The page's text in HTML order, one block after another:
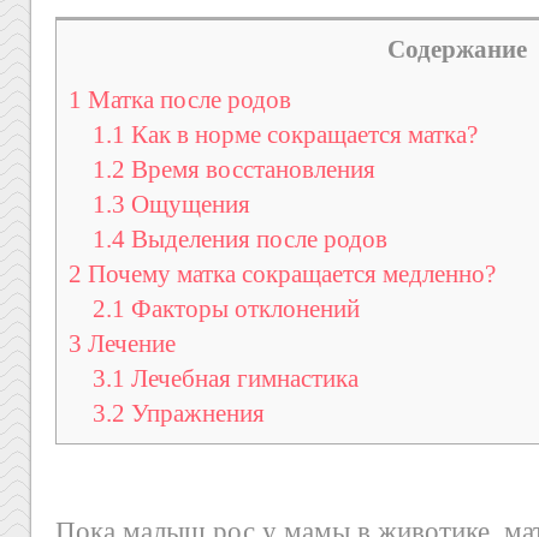
Содержание
1 Матка после родов
1.1 Как в норме сокращается матка?
1.2 Время восстановления
1.3 Ощущения
1.4Выделения после родов
2 Почему матка сокращается медленно?
2.1 Факторы отклонений
3 Лечение
3.1 Лечебная гимнастика
3.2 Упражнения